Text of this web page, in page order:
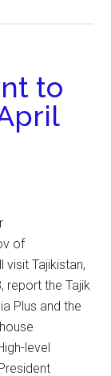
to
of
visit Tajikistan,
report the Tajik
Plus and the
level